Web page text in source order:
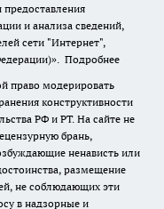
и анализа сведений,
сети "Интернет",
Подробнее
право модерировать
конструктивности
РФ и РТ. На сайте не
брань,
ненависть или
размещение
не соблюдающих эти
в надзорные и